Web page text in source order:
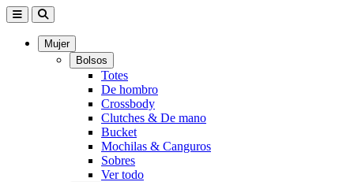
Mujer
Bolsos
Totes
De hombro
Crossbody
Clutches & De mano
Bucket
Mochilas & Canguros
Sobres
Ver todo